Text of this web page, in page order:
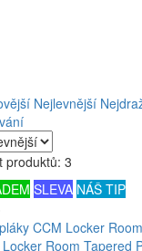
Nejlevnější
produktů: 3
SLEVA NÁŠ TIP
Room Tapered